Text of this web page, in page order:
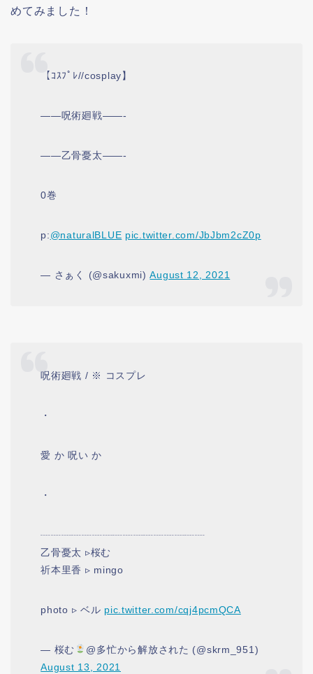
めてみました！
【ｺｽﾌﾟﾚ//cosplay】
——呪術廻戦——-
——乙骨憂太——-
0巻
p:@naturalBLUE pic.twitter.com/JbJbm2cZ0p
— さぁく (@sakuxmi)August 12, 2021
呪術廻戦 / ※ コスプレ
・
愛 か 呪い か
・
┈┈┈┈┈┈┈┈┈┈┈┈┈┈┈┈
乙骨憂太 ▹桜む
祈本里香 ▹ mingo
photo ▹ ベル pic.twitter.com/cqj4pcmQCA
— 桜む
@多忙から解放された (@skrm_951)
August 13, 2021